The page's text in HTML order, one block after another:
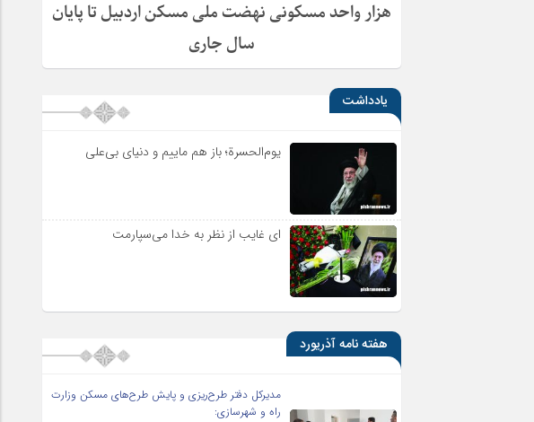
هزار واحد مسکونی نهضت ملی مسکن اردبیل تا پایان
سال جاری
یادداشت
یوم‌الحسرة؛ باز هم ماییم و دنیای بی‌علی
ای غایب از نظر به خدا می‌سپارمت
هفته نامه آذریورد
مدیرکل دفتر طرح‌ریزی و پایش طرح‌های مسکن وزارت
راه و شهرسازی: